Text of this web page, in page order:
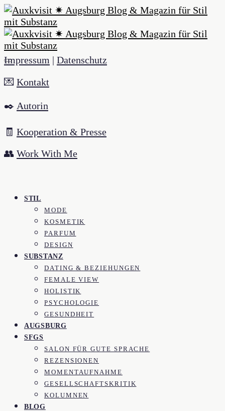
Impressum | Datenschutz
💌 Kontakt
✒️ Autorin
🧾 Kooperation & Presse
👥 Work With Me
STIL
MODE
KOSMETIK
PARFUM
DESIGN
SUBSTANZ
DATING & BEZIEHUNGEN
FEMALE VIEW
HOLISTIK
PSYCHOLOGIE
GESUNDHEIT
AUGSBURG
SFGS
SALON FÜR GUTE SPRACHE
REZENSIONEN
MOMENTAUFNAHME
GESELLSCHAFTSKRITIK
KOLUMNEN
BLOG